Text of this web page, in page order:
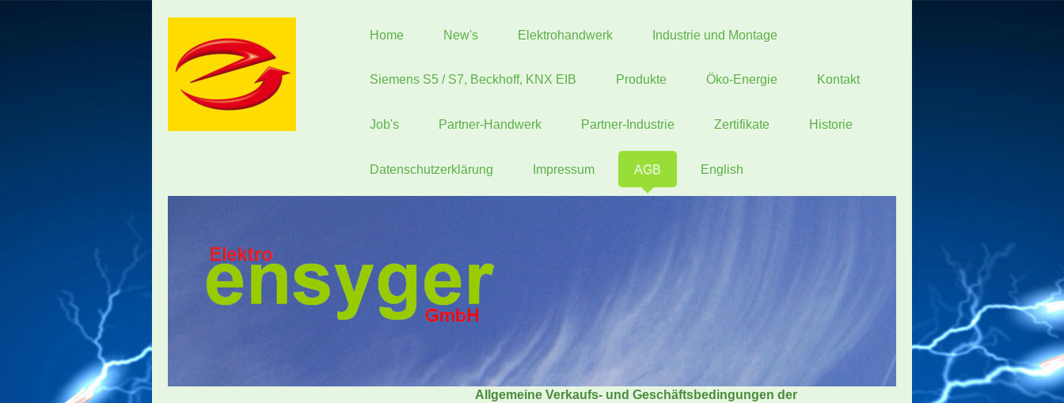
Home New's Elektrohandwerk Industrie und Montage
Siemens S5 / S7, Beckhoff, KNX EIB Produkte Öko-Energie Kontakt
Job's Partner-Handwerk Partner-Industrie Zertifikate Historie
Datenschutzerklärung Impressum AGB English
Allgemeine Verkaufs- und Geschäftsbedingungen der